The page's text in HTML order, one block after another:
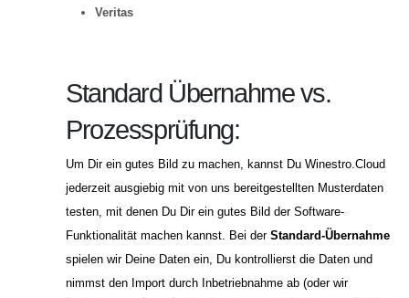
Veritas
Standard Übernahme vs.
Prozessprüfung:
Um Dir ein gutes Bild zu machen, kannst Du Winestro.Cloud
jederzeit ausgiebig mit von uns bereitgestellten Musterdaten
testen, mit denen Du Dir ein gutes Bild der Software-
Funktionalität machen kannst. Bei der Standard-Übernahme
spielen wir Deine Daten ein, Du kontrollierst die Daten und
nimmst den Import durch Inbetriebnahme ab (oder wir